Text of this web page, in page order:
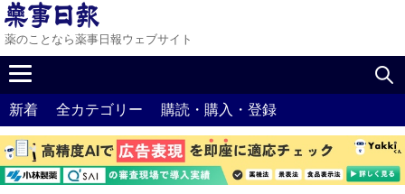
薬のことなら薬事日報ウェブサイト
新着 全カテゴリー 購読・購入・登録